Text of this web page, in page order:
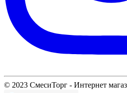
© 2023 СмесиТорг - Интернет